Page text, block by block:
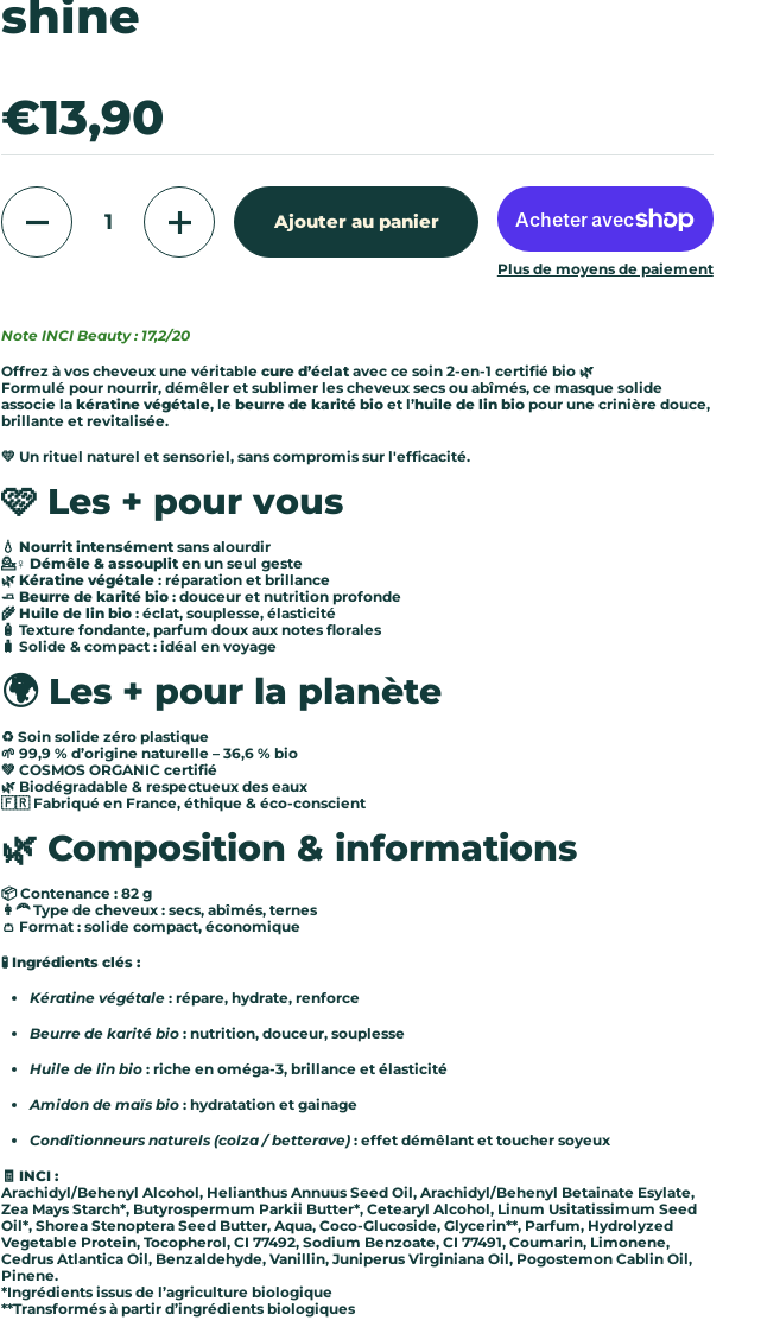
shine
Prix:
€13,90
Quantité
Ajouter au panier
Plus de moyens de paiement
Note INCI Beauty : 17,2/20
Offrez à vos cheveux une véritable cure d’éclat avec ce soin 2-en-1 certifié bio 🌿
Formulé pour nourrir, démêler et sublimer les cheveux secs ou abîmés, ce masque solide
associe la kératine végétale, le beurre de karité bio et l’huile de lin bio pour une crinière douce,
brillante et revitalisée.
💛 Un rituel naturel et sensoriel, sans compromis sur l'efficacité.
🩷 Les + pour vous
💧 Nourrit intensément sans alourdir
💁♀️ Démêle & assouplit en un seul geste
🌿 Kératine végétale : réparation et brillance
🧈 Beurre de karité bio : douceur et nutrition profonde
🌾 Huile de lin bio : éclat, souplesse, élasticité
🧴 Texture fondante, parfum doux aux notes florales
🧳 Solide & compact : idéal en voyage
🌍 Les + pour la planète
♻️ Soin solide zéro plastique
🌱 99,9 % d’origine naturelle – 36,6 % bio
💚 COSMOS ORGANIC certifié
🌿 Biodégradable & respectueux des eaux
🇫🇷 Fabriqué en France, éthique & éco-conscient
🌿 Composition & informations
📦 Contenance : 82 g
👩🦰 Type de cheveux : secs, abîmés, ternes
👛 Format : solide compact, économique
🧪 Ingrédients clés :
Kératine végétale : répare, hydrate, renforce
Beurre de karité bio : nutrition, douceur, souplesse
Huile de lin bio : riche en oméga-3, brillance et élasticité
Amidon de maïs bio : hydratation et gainage
Conditionneurs naturels (colza / betterave) : effet démêlant et toucher soyeux
🧾 INCI :
Arachidyl/Behenyl Alcohol, Helianthus Annuus Seed Oil, Arachidyl/Behenyl Betainate Esylate,
Zea Mays Starch*, Butyrospermum Parkii Butter*, Cetearyl Alcohol, Linum Usitatissimum Seed
Oil*, Shorea Stenoptera Seed Butter, Aqua, Coco-Glucoside, Glycerin**, Parfum, Hydrolyzed
Vegetable Protein, Tocopherol, CI 77492, Sodium Benzoate, CI 77491, Coumarin, Limonene,
Cedrus Atlantica Oil, Benzaldehyde, Vanillin, Juniperus Virginiana Oil, Pogostemon Cablin Oil,
Pinene.
*Ingrédients issus de l’agriculture biologique
**Transformés à partir d’ingrédients biologiques